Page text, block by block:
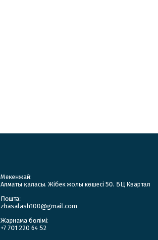
Мекенжай:
Алматы қаласы. Жібек жолы көшесі 50. БЦ Квартал
Пошта:
zhasalash100@gmail.com
Жарнама бөлімі:
+7 701 220 64 52